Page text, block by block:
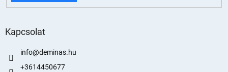
Kapcsolat
info@deminas.hu
+3614450677